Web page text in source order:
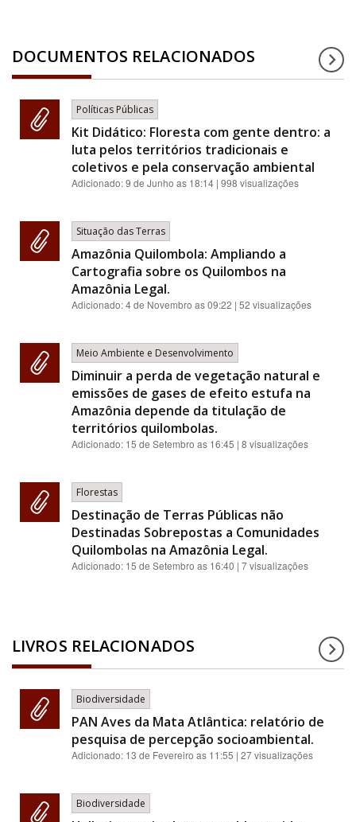
DOCUMENTOS RELACIONADOS
Políticas Públicas
Kit Didático: Floresta com gente dentro: a
luta pelos territórios tradicionais e
coletivos e pela conservação ambiental
Adicionado:9 de Junho as 18:14 | 998 visualizações
Situação das Terras
Amazônia Quilombola: Ampliando a
Cartografia sobre os Quilombos na
Amazônia Legal.
Adicionado:4 de Novembro as 09:22 | 52 visualizações
Meio Ambiente e Desenvolvimento
Diminuir a perda de vegetação natural e
emissões de gases de efeito estufa na
Amazônia depende da titulação de
territórios quilombolas.
Adicionado: 15 de Setembro as 16:45 | 8 visualizações
Florestas
Destinação de Terras Públicas não
Destinadas Sobrepostas a Comunidades
Quilombolas na Amazônia Legal.
Adicionado: 15 de Setembro as 16:40 | 7 visualizações
LIVROS RELACIONADOS
Biodiversidade
PAN Aves da Mata Atlântica: relatório de
pesquisa de percepção socioambiental.
Adicionado: 13 de Fevereiro as 11:55 | 27 visualizações
Biodiversidade